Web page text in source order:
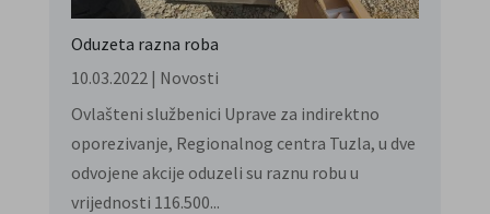
Oduzeta razna roba
10.03.2022 | Novosti
Ovlašteni službenici Uprave za indirektno
oporezivanje, Regionalnog centra Tuzla, u dve
odvojene akcije oduzeli su raznu robu u
vrijednosti 116.500...